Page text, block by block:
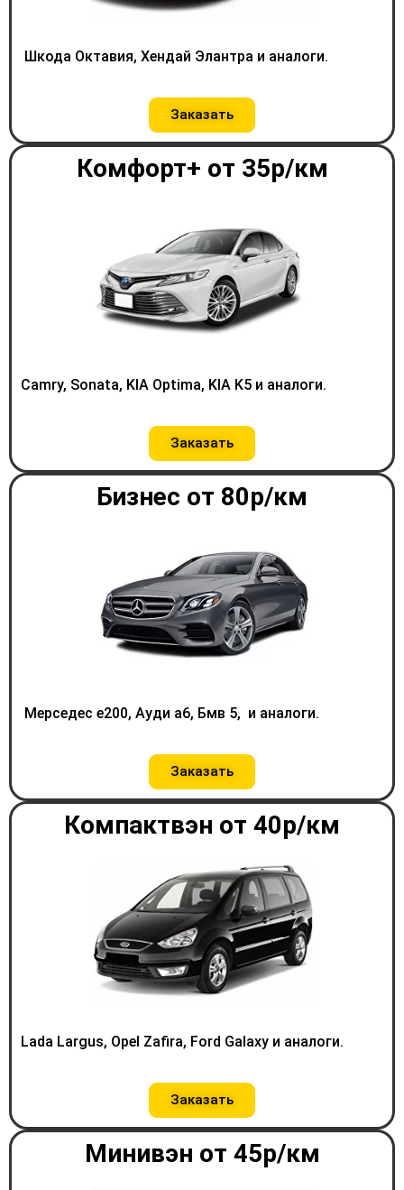
Шкода Октавия, Хендай Элантра и аналоги.
Заказать
Комфорт+ от 35р/км
Camry, Sonata, KIA Optima, KIA K5 и аналоги.
Заказать
Бизнес от 80р/км
Мерседес е200, Ауди а6, Бмв 5, и аналоги.
Заказать
Компактвэн от 40р/км
Lada Largus, Opel Zafira, Ford Galaxy и аналоги.
Заказать
Минивэн от 45р/км